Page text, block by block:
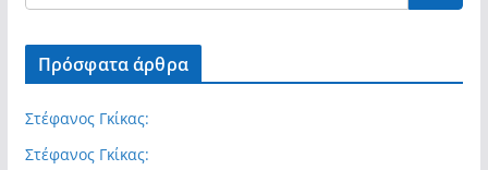
Πρόσφατα άρθρα
Στέφανος Γκίκας:
Στέφανος Γκίκας: